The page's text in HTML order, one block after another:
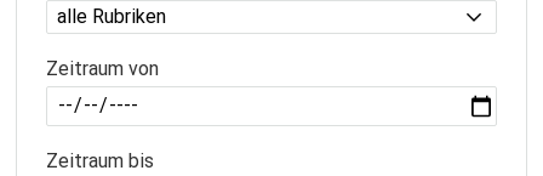
Zeitraum von
Zeitraum bis